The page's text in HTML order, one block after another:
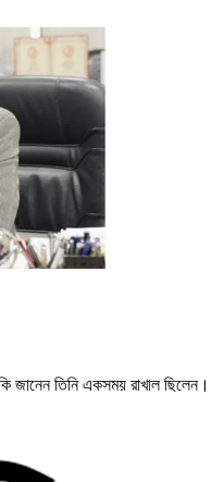
জানেন তিনি একসময় রাখাল ছিলেন।